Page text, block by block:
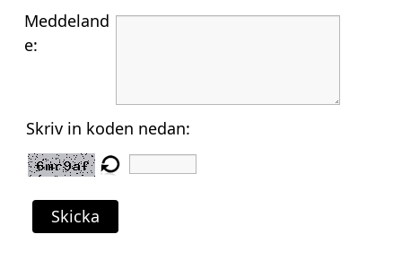
Meddeland
e:
Skriv in koden nedan:
Skicka